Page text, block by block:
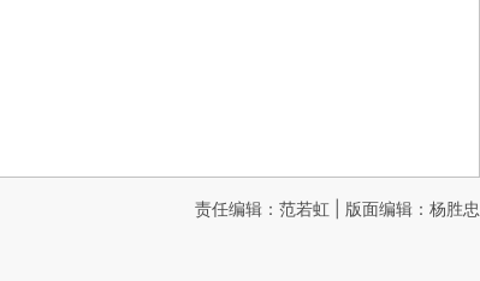
责任编辑：范若虹 | 版面编辑：杨胜忠